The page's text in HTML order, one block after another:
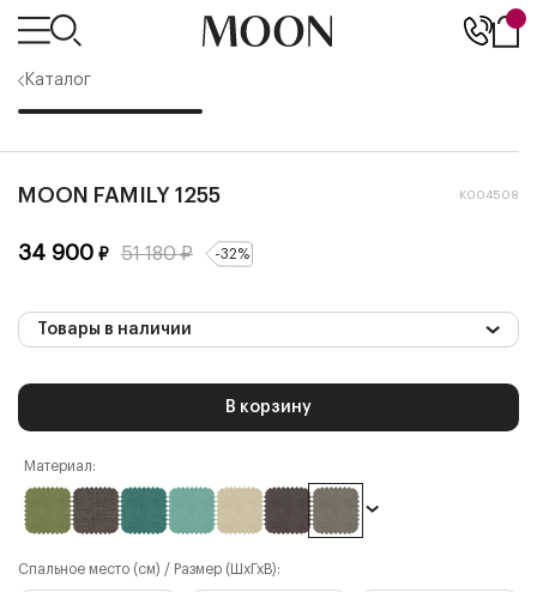
Каталог
MOON FAMILY 1255 К004508
34 900 ₽ 51 180₽ -32%
Товары в наличии
В корзину
Материал:
Спальное место (см) / Размер (ШхГхВ):